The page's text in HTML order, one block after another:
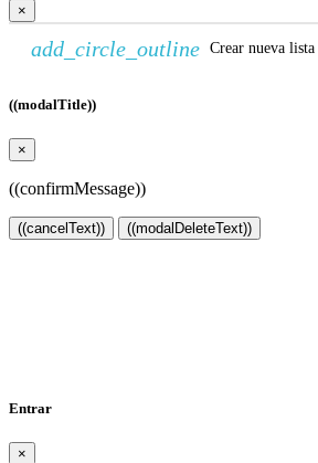
×
add_circle_outline Crear nueva lista
((modalTitle))
×
((confirmMessage))
((cancelText)) ((modalDeleteText))
Entrar
×